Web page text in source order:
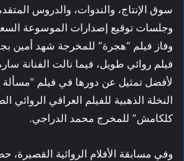
سوق الإنتاج، والندوات، والدروس
وجلسات توقيع إصدارات الموسوعة
وفاز فيلم “هجرة” للمخرجة شهد أمين
فيلم روائي طويل، فيما نالت الفنانة
لأفضل تمثيل عن دورها في فيلم
النخلة الذهبية للفيلم العراقي الروائي
كلكامش” للمخرج محمد الدراجي.
وفي مسابقة الأفلام الروائية